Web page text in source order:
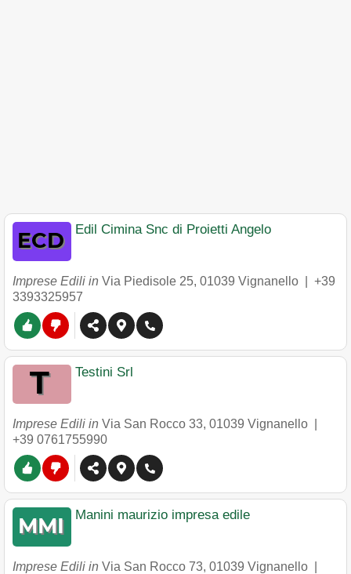
Edil Cimina Snc di Proietti Angelo
Imprese Edili in Via Piedisole 25, 01039 Vignanello
+39
3393325957
Testini Srl
Imprese Edili in Via San Rocco 33, 01039 Vignanello
+39 0761755990
Manini maurizio impresa edile
Imprese Edili in Via San Rocco 73, 01039 Vignanello